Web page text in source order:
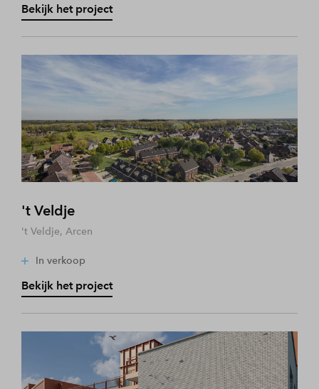
Bekijk het project
't Veldje
't Veldje, Arcen
In verkoop
Bekijk het project